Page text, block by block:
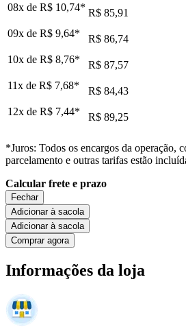
08x de R$ 10,74* R$ 85,91
09x de R$ 9,64*
R$ 86,74
10x de R$ 8,76*
R$ 87,57
11x de R$ 7,68*
R$ 84,43
12x de R$ 7,44* R$ 89,25
*Juros: Todos os encargos da operação,
parcelamento e outras tarifas estão
Calcular frete e prazo
Fechar
Adicionar à sacola
Adicionar à sacola
Comprar agora
Informações da loja